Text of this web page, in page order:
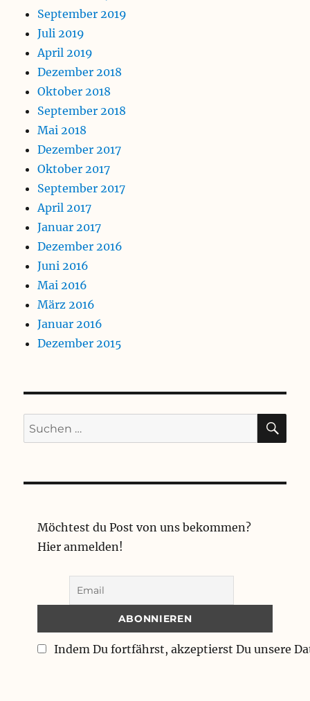
September 2019
Juli 2019
April 2019
Dezember 2018
Oktober 2018
September 2018
Mai 2018
Dezember 2017
Oktober 2017
September 2017
April 2017
Januar 2017
Dezember 2016
Juni 2016
Mai 2016
März 2016
Januar 2016
Dezember 2015
Suchen
nach:
Möchtest du Post von uns bekommen?
Hier anmelden!
Indem Du fortfährst, akzeptierst Du unsere